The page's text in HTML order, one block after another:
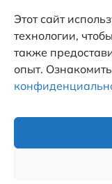
Этот сайт
технологии,
также
опыт.
ОКВЭД 62.0
обеспечения,
другие
© 2011-2026